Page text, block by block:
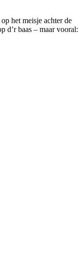
het meisje achter de
d’r baas – maar vooral: